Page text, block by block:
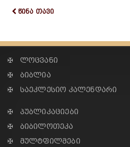
წინა თავი
✠ ლოცვანი
✠ ბიბლია
✠ საეკლესიო კალენდარი
✠ პუბლიკაციები
✠ ბიბილოთეკა
✠ მულტფილმები